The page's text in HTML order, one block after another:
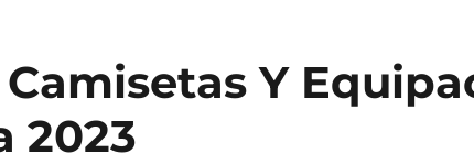
Y
2023